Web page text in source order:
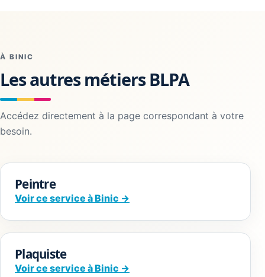
À BINIC
Les autres métiers BLPA
Accédez directement à la page correspondant à votre
besoin.
Peintre
Voir ce service à Binic →
Plaquiste
Voir ce service à Binic →